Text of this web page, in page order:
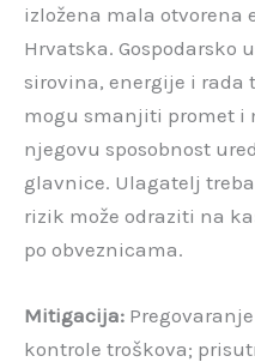
izložena mala otvorena
Hrvatska. Gospodarsko
sirovina, energije i rada
mogu smanjiti promet i
njegovu sposobnost
glavnice. Ulagatelj
rizik može odraziti na
po obveznicama.
Mitigacija:
kontrole troškova;